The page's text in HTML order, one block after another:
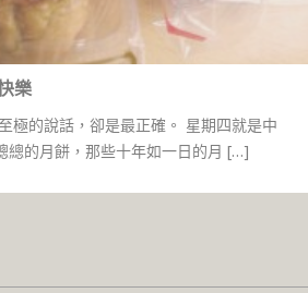
樂
極的說話，卻是最正確。 星期四就是中
總的月餅，那些十年如一日的月 […]